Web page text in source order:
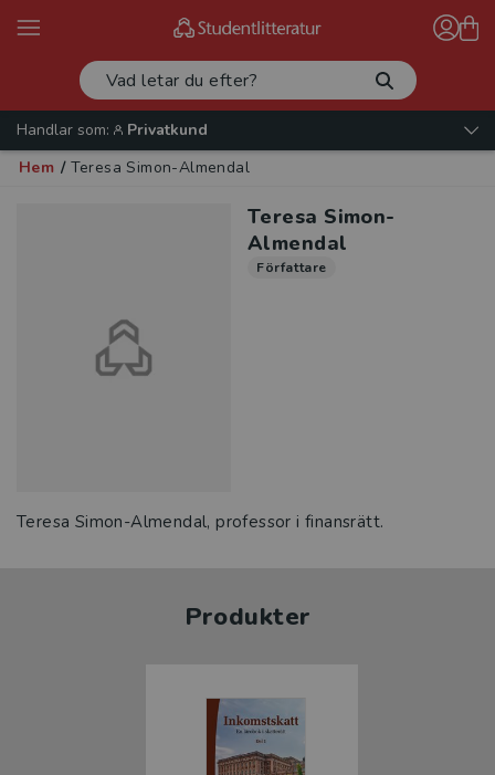
Handlar som:
Privatkund
Hem / Teresa Simon-Almendal
Teresa Simon-
Almendal
Författare
Teresa Simon-Almendal, professor i finansrätt.
Produkter